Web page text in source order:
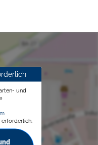
und
erforderlich.